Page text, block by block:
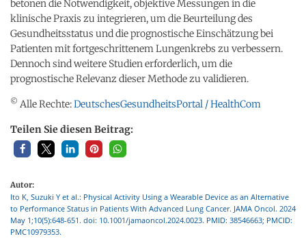
betonen die Notwendigkeit, objektive Messungen in die
klinische Praxis zu integrieren, um die Beurteilung des
Gesundheitsstatus und die prognostische Einschätzung bei
Patienten mit fortgeschrittenem Lungenkrebs zu verbessern.
Dennoch sind weitere Studien erforderlich, um die
prognostische Relevanz dieser Methode zu validieren.
© Alle Rechte:DeutschesGesundheitsPortal / HealthCom
Teilen Sie diesen Beitrag:
Autor:
Ito K, Suzuki Y et al.: Physical Activity Using a Wearable Device as an Alternative
to Performance Status in Patients With Advanced Lung Cancer. JAMA Oncol. 2024
May 1;10(5):648-651. doi: 10.1001/jamaoncol.2024.0023. PMID: 38546663; PMCID:
PMC10979353.